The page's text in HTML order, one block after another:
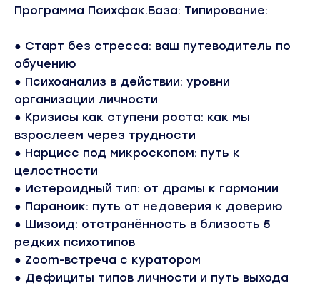
Программа Психфак.База: Типирование:
● Старт без стресса: ваш путеводитель по
обучению
● Психоанализ в действии: уровни
организации личности
● Кризисы как ступени роста: как мы
взрослеем через трудности
● Нарцисс под микроскопом: путь к
целостности
● Истероидный тип: от драмы к гармонии
● Параноик: путь от недоверия к доверию
● Шизоид: отстранённость в близость 5
редких психотипов
● Zoom-встреча с куратором
● Дефициты типов личности и путь выхода